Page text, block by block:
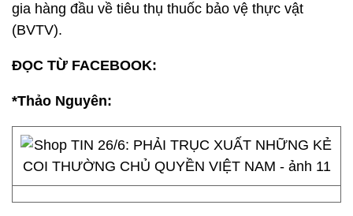
gia hàng đầu về tiêu thụ thuốc bảo vệ thực vật
(BVTV).
ĐỌC TỪ FACEBOOK:
*Thảo Nguyên: